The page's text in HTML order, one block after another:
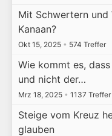
Mit Schwertern und
Kanaan?
Okt 15, 2025 • 574 Treffer
Wie kommt es,
und nicht der…
Mrz 18, 2025 • 1137 Treffer
Steige vom Kreuz
glauben